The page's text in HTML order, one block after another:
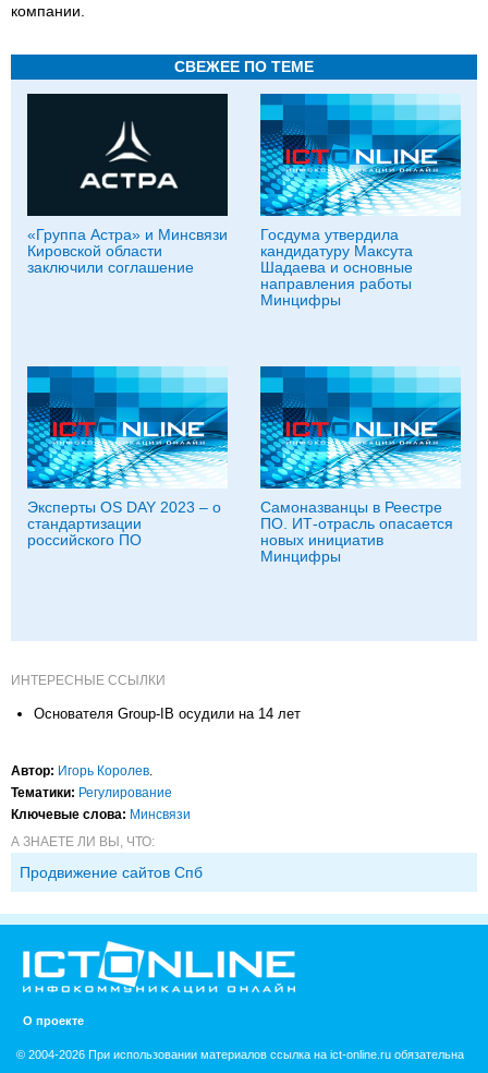
компании.
СВЕЖЕЕ ПО ТЕМЕ
«Группа Астра» и Минсвязи
Кировской области
заключили соглашение
Госдума утвердила
кандидатуру Максута
Шадаева и основные
направления работы
Минцифры
Эксперты OS DAY 2023 – о
стандартизации
российского ПО
Самоназванцы в Реестре
ПО. ИТ-отрасль опасается
новых инициатив
Минцифры
ИНТЕРЕСНЫЕ ССЫЛКИ
Основателя Group-IB осудили на 14 лет
Автор: Игорь Королев
Тематики: Регулирование
Ключевые слова: Минсвязи
А ЗНАЕТЕ ЛИ ВЫ, ЧТО:
Продвижение сайтов Спб
О проекте
© 2004-2026 При использовании материалов ссылка на ict-online.ru обязательна